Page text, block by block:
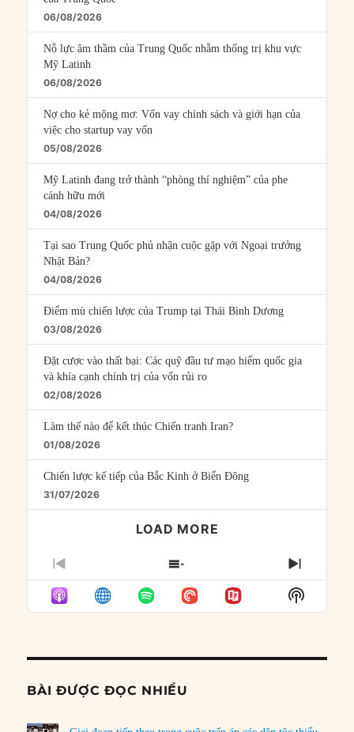
06/08/2026
Nỗ lực âm thầm của Trung Quốc nhằm thống trị khu vực
Mỹ Latinh
06/08/2026
Nợ cho kẻ mộng mơ: Vốn vay chính sách và giới hạn của
việc cho startup vay vốn
05/08/2026
Mỹ Latinh đang trở thành “phòng thí nghiệm” của phe
cánh hữu mới
04/08/2026
Tại sao Trung Quốc phủ nhận cuộc gặp với Ngoại trưởng
Nhật Bản?
04/08/2026
Điểm mù chiến lược của Trump tại Thái Bình Dương
03/08/2026
Đặt cược vào thất bại: Các quỹ đầu tư mạo hiểm quốc gia
và khía cạnh chính trị của vốn rủi ro
02/08/2026
Làm thế nào để kết thúc Chiến tranh Iran?
01/08/2026
Chiến lược kế tiếp của Bắc Kinh ở Biển Đông
31/07/2026
LOAD MORE
PREVIOUS
EPISODE
SHOW
EPISODES
LIST
NEXT
Show
Podcast
BÀI ĐƯỢC ĐỌC NHIỀU